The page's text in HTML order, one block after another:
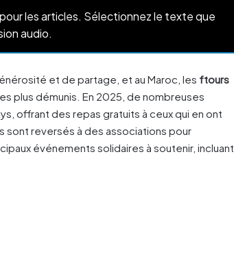
les articles. Sélectionnez le texte que
audio.
et de partage, et au Maroc, les ftours
plus démunis. En 2025, de nombreuses
offrant des repas gratuits à ceux qui en ont
reversés à des associations pour
événements solidaires à soutenir, incluant